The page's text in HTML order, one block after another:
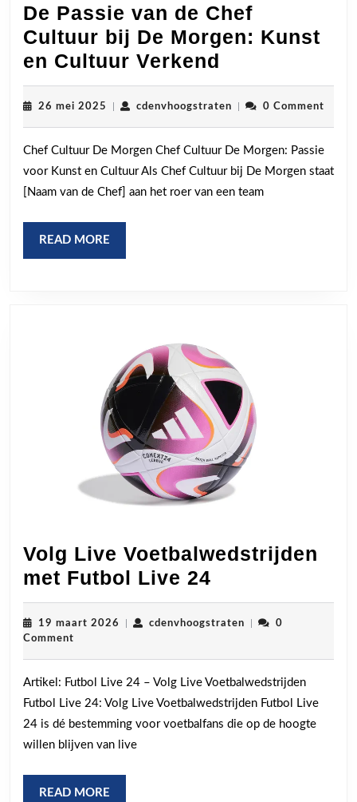
De Passie van de Chef
Cultuur bij De Morgen: Kunst
en Cultuur Verkend
Passie
van
de
Chef
Cultuur
bij
26 mei 2025 26
cdenvhoogstratencdenvhoogstraten
0 Comment
Chef Cultuur De Morgen Chef Cultuur De Morgen: Passie
voor Kunst en Cultuur Als Chef Cultuur bij De Morgen staat
[Naam van de Chef] aan het roer van een team
READ MORE
MORE
Volg Live Voetbalwedstrijden
met Futbol Live 24
Live
Futbol
Live
24
19 maart 2026 19
cdenvhoogstratencdenvhoogstraten
0
Comment
Artikel: Futbol Live 24 – Volg Live Voetbalwedstrijden
Futbol Live 24: Volg Live Voetbalwedstrijden Futbol Live
24 is dé bestemming voor voetbalfans die op de hoogte
willen blijven van live
READ MORE